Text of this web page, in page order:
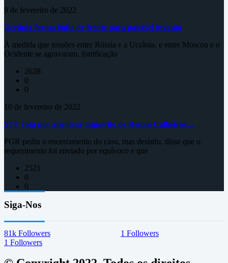
9 de fevereiro de 2022
Ucrânia forma linha de frente para possível invasão
À medida que tensões entre Rússia e a Ucrânia, e entre Moscou e o
Ocidente se agravaram, fortificação
2628
0
0
10 de fevereiro de 2022
STF vota por arquivar inquérito de Renan Calheiros…
PGR pediu o encerramento do caso, mas desistiu, disse que o
requerimento foi enviado por equívoco e que
2521
0
0
Siga-Nos
81k Followers 1 Followers
1 Followers